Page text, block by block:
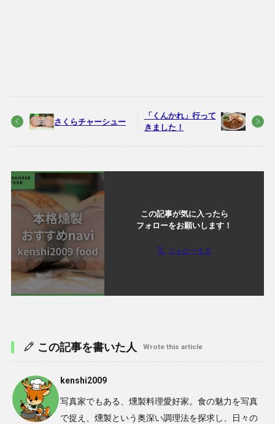
さくらチャーシュー
「くんかれ」行って
きました！
この記事が気に入ったら
フォローをお願いします！
フォローする
この記事を書いた人 Wrote this article
kenshi2009
写真家でもある、燻製料理愛好家。食の魅力を写真
で捉え、燻製という奥深い調理法を探求し、日々の